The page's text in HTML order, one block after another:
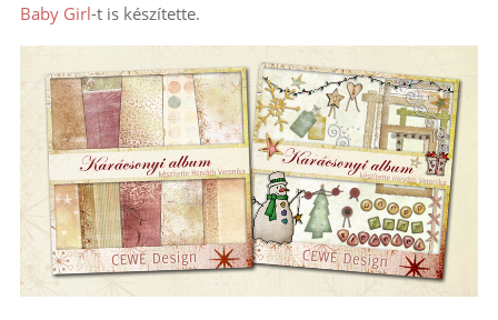
Baby Girl-t is készítette.